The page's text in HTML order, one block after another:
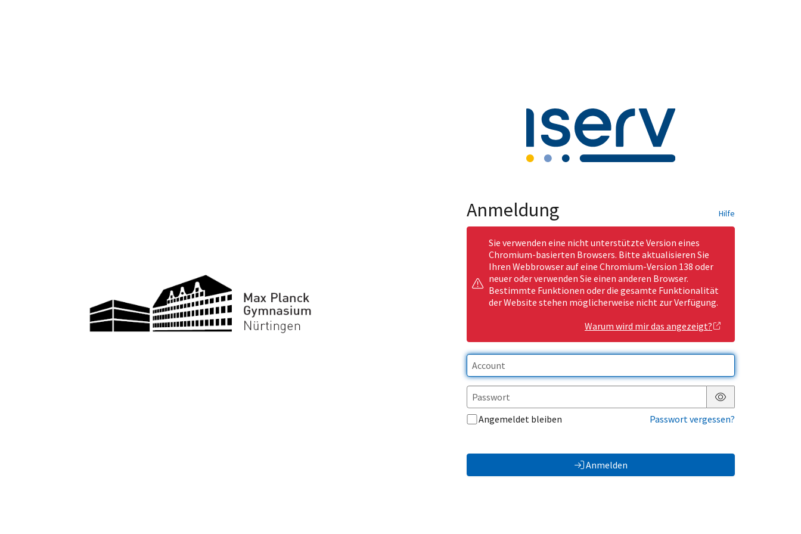
Anmeldung Hilfe
Sie verwenden eine nicht unterstützte Version eines
Chromium-basierten Browsers. Bitte aktualisieren Sie
Ihren Webbrowser auf eine Chromium-Version 138 oder
neuer oder verwenden Sie einen anderen Browser.
Bestimmte Funktionen oder die gesamte Funktionalität
der Website stehen möglicherweise nicht zur Verfügung.
Warum wird mir das angezeigt?
Passwort anzeigen
Angemeldet bleiben
Passwort vergessen?
Anmelden